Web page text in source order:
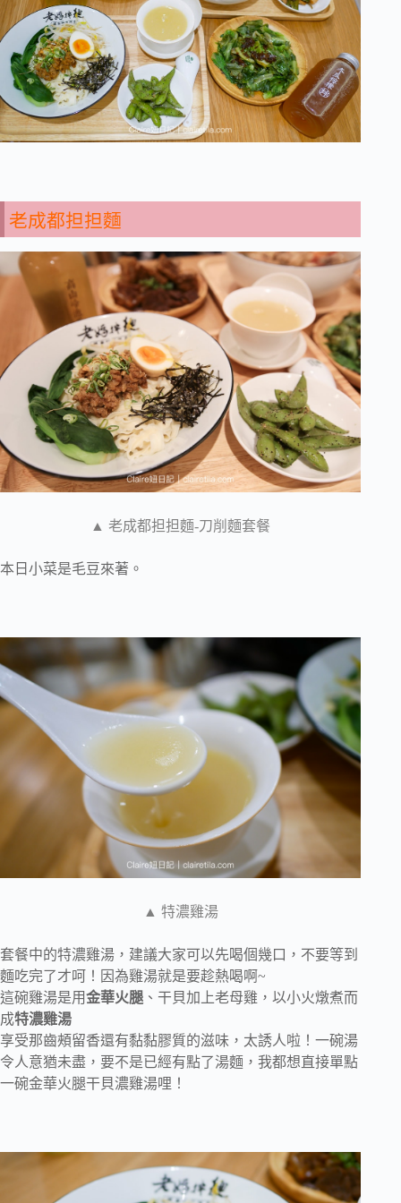
老成都担担麵
▲ 老成都担担麵-刀削麵套餐
本日小菜是毛豆來著。
▲ 特濃雞湯
套餐中的特濃雞湯，建議大家可以先喝個幾口，不要等到
麵吃完了才呵！因為雞湯就是要趁熱喝啊~
這碗雞湯是用金華火腿 、干貝加上老母雞，以小火燉煮而
成特濃雞湯
享受那齒頰留香還有黏黏膠質的滋味，太誘人啦！一碗湯
令人意猶未盡，要不是已經有點了湯麵，我都想直接單點
一碗金華火腿干貝濃雞湯哩！